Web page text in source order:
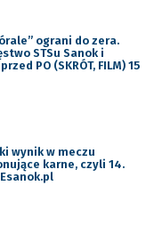
ograni do zera.
STSu Sanok i
PO (SKRÓT, FILM) 15
wynik w meczu
karne, czyli 14.